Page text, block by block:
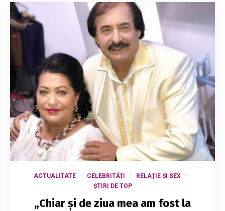
ACTUALITATE CELEBRITĂȚI
RELAȚIE ȘI SEX
ȘTIRI DE TOP
„Chiar și de ziua mea am fost la